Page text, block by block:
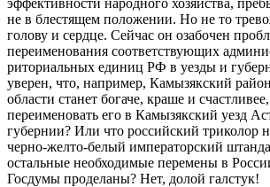
не в блестящем положении. Но не то
голову и сердце. Сейчас он озабочен
переименования соответствующих
риториальных единиц РФ в уезды и
уверен, что, например, Камызякский
области станет богаче, краше и
переименовать его в Камызякский уезд
губернии? Или что российский триколор
черно-желто-белый императорский
остальные необходимые перемены в
Госдумы проделаны? Нет, долой галстук!